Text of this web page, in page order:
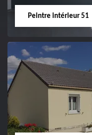
Peintre intérieur 51
Peintre intérieur